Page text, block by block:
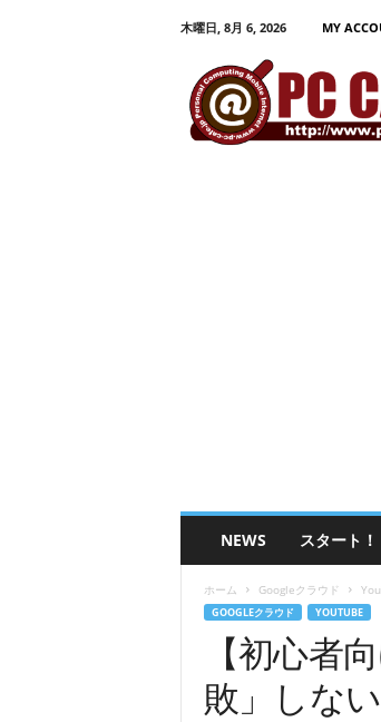
木曜日, 8月 6, 2026 MY
グ
ミ
NEWS スタート！
ホーム Googleクラウド
GOOGLEクラウド YOUTUBE
【初心者
敗」しな